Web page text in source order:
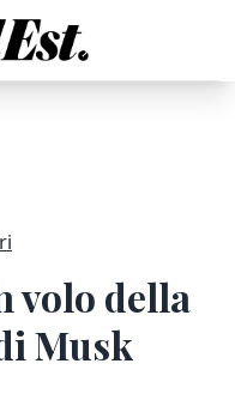
volo della
Musk